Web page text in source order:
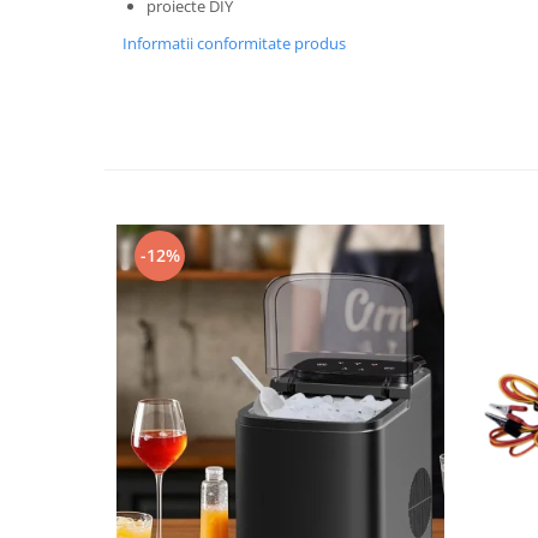
proiecte DIY
Informatii conformitate produs
-12%